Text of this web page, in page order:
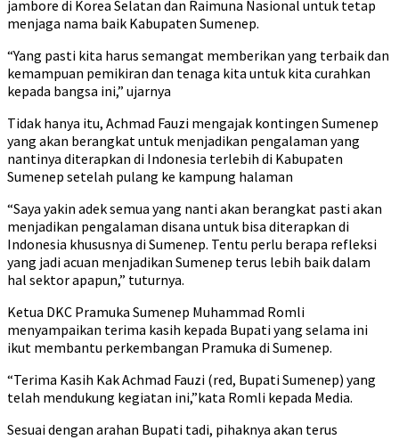
jambore di Korea Selatan dan Raimuna Nasional untuk tetap
menjaga nama baik Kabupaten Sumenep.
“Yang pasti kita harus semangat memberikan yang terbaik dan
kemampuan pemikiran dan tenaga kita untuk kita curahkan
kepada bangsa ini,” ujarnya
Tidak hanya itu, Achmad Fauzi mengajak kontingen Sumenep
yang akan berangkat untuk menjadikan pengalaman yang
nantinya diterapkan di Indonesia terlebih di Kabupaten
Sumenep setelah pulang ke kampung halaman
“Saya yakin adek semua yang nanti akan berangkat pasti akan
menjadikan pengalaman disana untuk bisa diterapkan di
Indonesia khususnya di Sumenep. Tentu perlu berapa refleksi
yang jadi acuan menjadikan Sumenep terus lebih baik dalam
hal sektor apapun,” tuturnya.
Ketua DKC Pramuka Sumenep Muhammad Romli
menyampaikan terima kasih kepada Bupati yang selama ini
ikut membantu perkembangan Pramuka di Sumenep.
“Terima Kasih Kak Achmad Fauzi (red, Bupati Sumenep) yang
telah mendukung kegiatan ini,”kata Romli kepada Media.
Sesuai dengan arahan Bupati tadi, pihaknya akan terus